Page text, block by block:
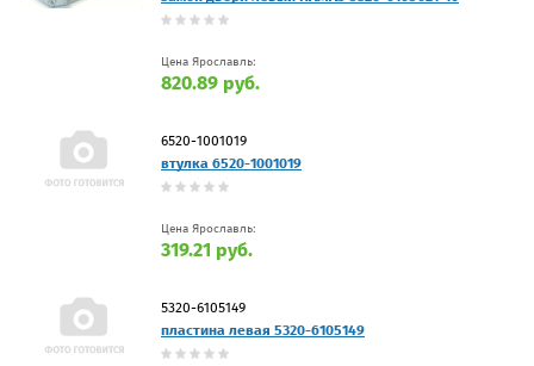
Цена Ярославль:
820.89 руб.
6520-1001019
втулка 6520-1001019
Цена Ярославль:
319.21 руб.
5320-6105149
пластина левая 5320-6105149